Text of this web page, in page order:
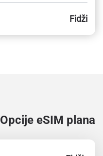
Fidži
Opcije eSIM plana